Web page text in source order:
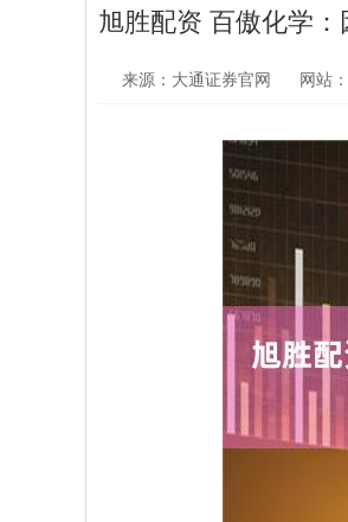
旭胜配资 百傲化学
来源：大通证券官网 网站